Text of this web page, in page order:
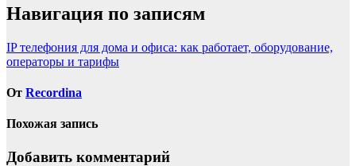
Навигация по записям
IP телефония для дома и офиса: как работает, оборудование,
операторы и тарифы
От Recordina
Похожая запись
Добавить комментарий